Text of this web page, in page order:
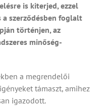
is kiterjed, ezzel
szerződésben foglalt
történjen, az
minőség-
a megrendelői
támaszt, amihez
igazodott.